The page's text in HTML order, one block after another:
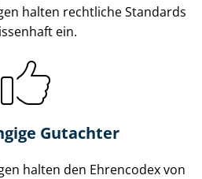
halten rechtliche Standards
ein.
Gutachter
halten den Ehrencodex von